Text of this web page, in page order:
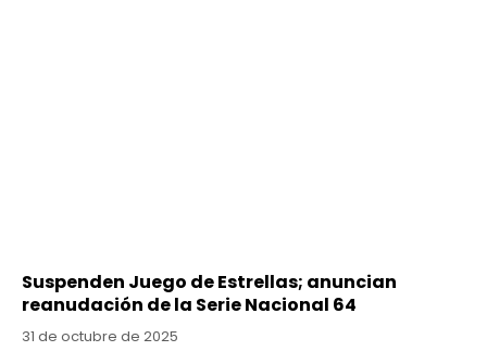
Suspenden Juego de Estrellas; anuncian
reanudación de la Serie Nacional 64
31 de octubre de 2025